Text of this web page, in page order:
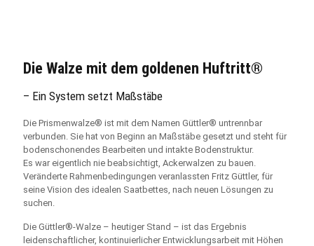
Die Walze mit dem goldenen Huftritt®
– Ein System setzt Maßstäbe
Die Prismenwalze® ist mit dem Namen Güttler® untrennbar
verbunden. Sie hat von Beginn an Maßstäbe gesetzt und steht für
bodenschonendes Bearbeiten und intakte Bodenstruktur.
Es war eigentlich nie beabsichtigt, Ackerwalzen zu bauen.
Veränderte Rahmenbedingungen veranlassten Fritz Güttler, für
seine Vision des idealen Saatbettes, nach neuen Lösungen zu
suchen.
Die Güttler®-Walze – heutiger Stand – ist das Ergebnis
leidenschaftlicher, kontinuierlicher Entwicklungsarbeit mit Höhen